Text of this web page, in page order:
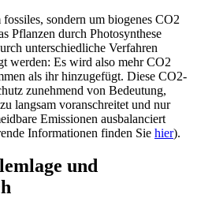
sondern um biogenes CO2
Pflanzen durch Photo­syn­these
unter­schied­liche Verfahren
werden: Es wird also mehr CO2
als ihr hinzu­gefügt. Diese CO2-
zunehmend von Bedeutung,
langsam voran­schreitet und nur
Emissionen ausba­lan­ciert
Infor­ma­tionen finden Sie hier).
und